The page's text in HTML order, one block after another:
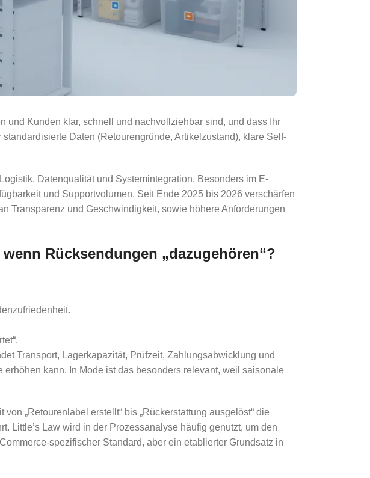
und Kunden klar, schnell und nachvollziehbar sind, und dass Ihr
Daten (Retourengründe, Artikelzustand), klare Self-
Datenqualität und Systemintegration. Besonders im E-
und Supportvolumen. Seit Ende 2025 bis 2026 verschärfen
Transparenz und Geschwindigkeit, sowie höhere Anforderungen
Rücksendungen „dazugehören“?
Transport, Lagerkapazität, Prüfzeit, Zahlungsabwicklung und
kann. In Mode ist das besonders relevant, weil saisonale
„Retourenlabel erstellt“ bis „Rückerstattung ausgelöst“ die
Little’s Law wird in der Prozessanalyse häufig genutzt, um den
spezifischer Standard, aber ein etablierter Grundsatz in